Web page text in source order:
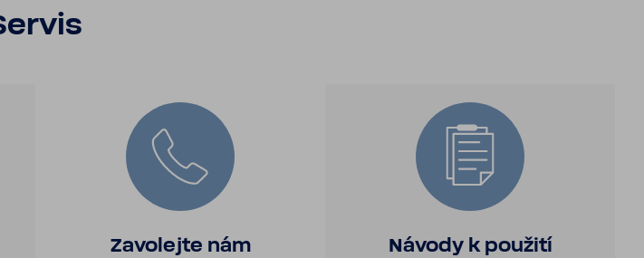
Zavo­lejte nám Návody k použití